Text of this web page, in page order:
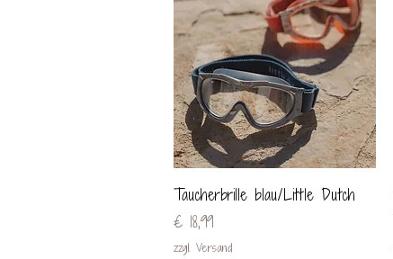
Schnellansicht
Taucherbrille blau/Little Dutch
Preis
€ 18,99
zzgl. Versand